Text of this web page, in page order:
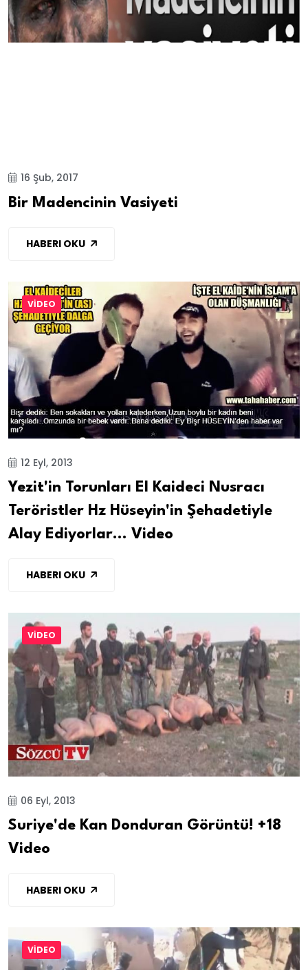
16 Şub, 2017
Bir Madencinin Vasiyeti
HABERI OKU
VİDEO
12 Eyl, 2013
Yezit'in Torunları El Kaideci Nusracı
Teröristler Hz Hüseyin'in Şehadetiyle
Alay Ediyorlar... Video
HABERI OKU
VİDEO
06 Eyl, 2013
Suriye'de Kan Donduran Görüntü! +18
Video
HABERI OKU
VİDEO